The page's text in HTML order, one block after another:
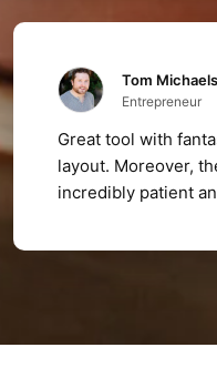
Tom
Entrepreneur
Great tool with
layout. Moreover,
incredibly patient